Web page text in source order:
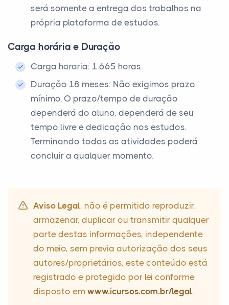
será somente a entrega dos trabalhos na
própria plataforma de estudos.
Carga horária e Duração
Carga horaria: 1.665 horas
Duração 18 meses: Não exigimos prazo
mínimo. O prazo/tempo de duração
dependerá do aluno, dependerá de seu
tempo livre e dedicação nos estudos.
Terminando todas as atividades poderá
concluir a qualquer momento.
Aviso Legal, não é permitido reproduzir,
armazenar, duplicar ou transmitir qualquer
parte destas informações, independente
do meio, sem previa autorização dos seus
autores/proprietários, este conteúdo está
registrado e protegido por lei conforme
disposto em www.icursos.com.br/legal.